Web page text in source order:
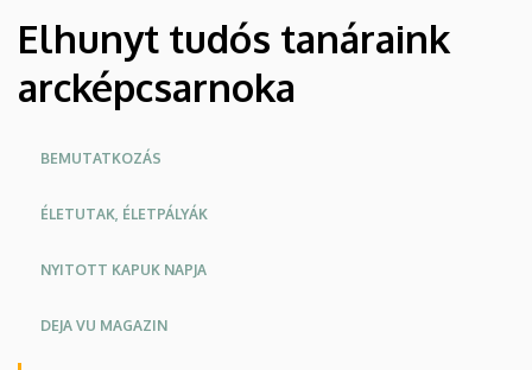
Mezőgazdaság-,
Élelmiszertudományi
Környezetgazdálkodási
Kar
Elhunyt tudós tanáraink
arcképcsarnoka
Oldalmenü
BEMUTATKOZÁS
ÉLETUTAK, ÉLETPÁLYÁK
NYITOTT KAPUK NAPJA
DEJA VU MAGAZIN